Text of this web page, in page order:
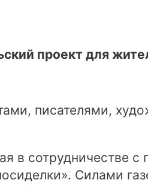
проект для
писателями,
в сотрудничестве с
Силами